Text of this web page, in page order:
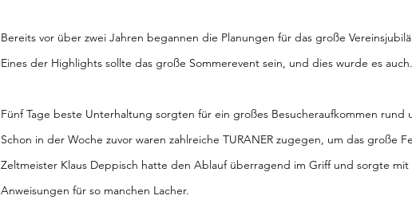
Bereits vor über zwei Jahren begannen die Planungen für das große
Eines der Highlights sollte das große Sommerevent sein, und dies wurde es auch.
Fünf Tage beste Unterhaltung sorgten für ein großes Besucheraufkommen rund
Schon in der Woche zuvor waren zahlreiche TURANER zugegen, um das große
Zeltmeister Klaus Deppisch hatte den Ablauf überragend im Griff und sorgte
Anweisungen für so manchen Lacher.